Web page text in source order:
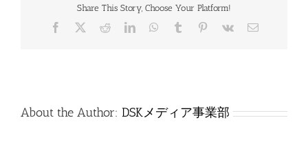
解
答
は
Share This Story, Choose Your Platform!
Facebook RedditLinkedInWhatsApp
Tumblr Pinterest
Vk
電
About the Author: DSKメディア事業部